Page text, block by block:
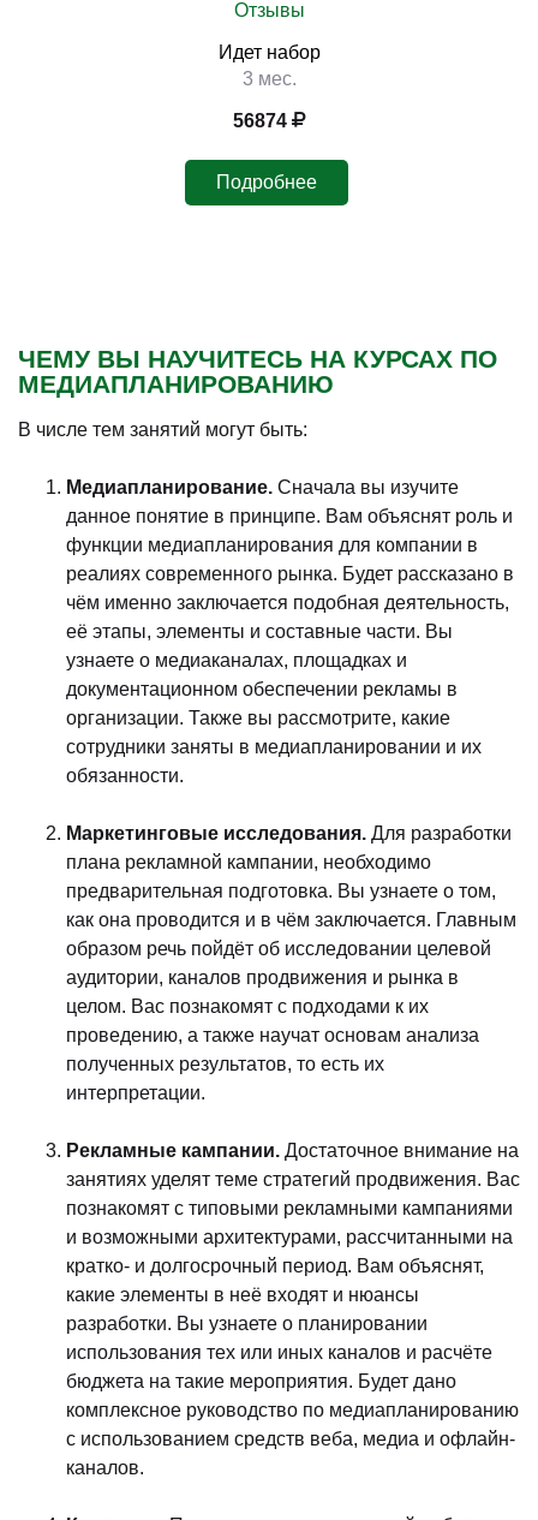
Отзывы
Идет набор
3 мес.
56874
Подробнее
ЧЕМУ ВЫ НАУЧИТЕСЬ НА КУРСАХ ПО
МЕДИАПЛАНИРОВАНИЮ
В числе тем занятий могут быть:
Медиапланирование. Сначала вы изучите
данное понятие в принципе. Вам объяснят роль и
функции медиапланирования для компании в
реалиях современного рынка. Будет рассказано в
чём именно заключается подобная деятельность,
её этапы, элементы и составные части. Вы
узнаете о медиаканалах, площадках и
документационном обеспечении рекламы в
организации. Также вы рассмотрите, какие
сотрудники заняты в медиапланировании и их
обязанности.
Маркетинговые исследования. Для разработки
плана рекламной кампании, необходимо
предварительная подготовка. Вы узнаете о том,
как она проводится и в чём заключается. Главным
образом речь пойдёт об исследовании целевой
аудитории, каналов продвижения и рынка в
целом. Вас познакомят с подходами к их
проведению, а также научат основам анализа
полученных результатов, то есть их
интерпретации.
Рекламные кампании. Достаточное внимание на
занятиях уделят теме стратегий продвижения. Вас
познакомят с типовыми рекламными кампаниями
и возможными архитектурами, рассчитанными на
кратко- и долгосрочный период. Вам объяснят,
какие элементы в неё входят и нюансы
разработки. Вы узнаете о планировании
использования тех или иных каналов и расчёте
бюджета на такие мероприятия. Будет дано
комплексное руководство по медиапланированию
с использованием средств веба, медиа и офлайн-
каналов.